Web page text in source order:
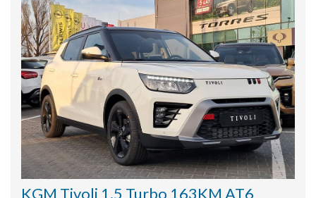
KGM Tivoli 1.5 Turbo 163KM AT6